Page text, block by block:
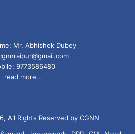
Mr. Abhishek Dubey
9773586480
read more...
All Rights Reserved by CGNN